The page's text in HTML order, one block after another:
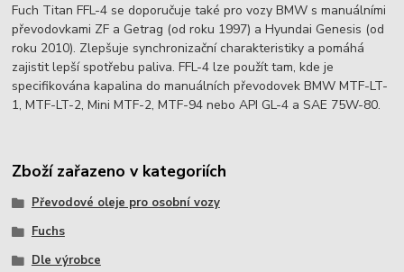
Fuch Titan FFL-4 se doporučuje také pro vozy BMW s manuálními
převodovkami ZF a Getrag (od roku 1997) a Hyundai Genesis (od
roku 2010). Zlepšuje synchronizační charakteristiky a pomáhá
zajistit lepší spotřebu paliva. FFL-4 lze použít tam, kde je
specifikována kapalina do manuálních převodovek BMW MTF-LT-
1, MTF-LT-2, Mini MTF-2, MTF-94 nebo API GL-4 a SAE 75W-80.
Zboží zařazeno v kategoriích
Převodové oleje pro osobní vozy
Fuchs
Dle výrobce